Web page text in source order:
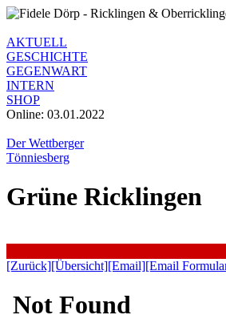
AKTUELL
GESCHICHTE
GEGENWART
INTERN
SHOP
Online: 03.01.2022
Der Wettberger
Tönniesberg
Grüne Ricklingen
[Zurück][Übersicht][Email][Email